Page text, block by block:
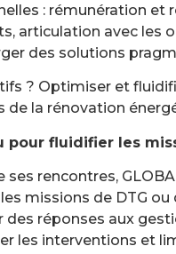
: rémunération et
articulation avec les
des solutions
? Optimiser et
de la rénovation
pour fluidifier les
ses rencontres,
missions de DTG ou
des réponses aux
les interventions et